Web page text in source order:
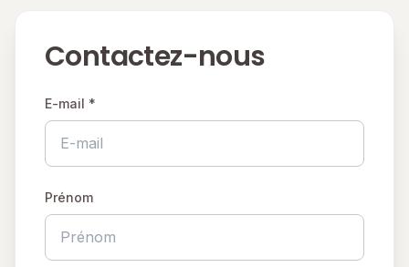
Contactez-nous
E-mail *
Prénom